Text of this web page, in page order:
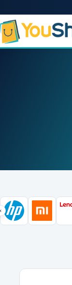
Passer
au
contenu